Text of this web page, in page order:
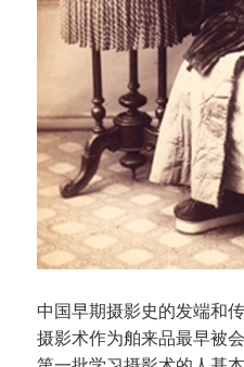
中国早期摄影史的发端和
摄影术作为舶来品最早被